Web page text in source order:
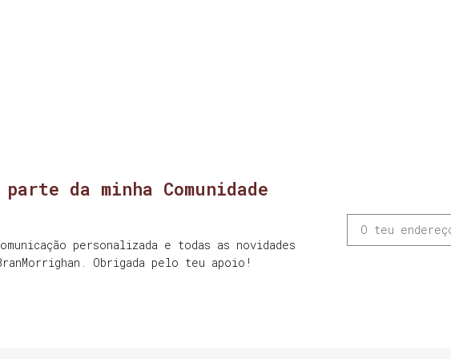
da minha Comunidade
personalizada e todas as novidades
Obrigada pelo teu apoio!